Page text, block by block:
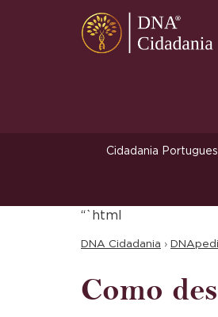
Cidadania
“`html
DNA Cidadania ›
Como